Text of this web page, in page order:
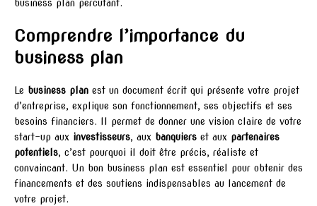
business plan percutant.
Comprendre l’importance du
business plan
Le business plan est un document écrit qui présente votre projet
d’entreprise, explique son fonctionnement, ses objectifs et ses
besoins financiers. Il permet de donner une vision claire de votre
start-up aux investisseurs, aux banquiers et aux partenaires
potentiels, c’est pourquoi il doit être précis, réaliste et
convaincant. Un bon business plan est essentiel pour obtenir des
financements et des soutiens indispensables au lancement de
votre projet.